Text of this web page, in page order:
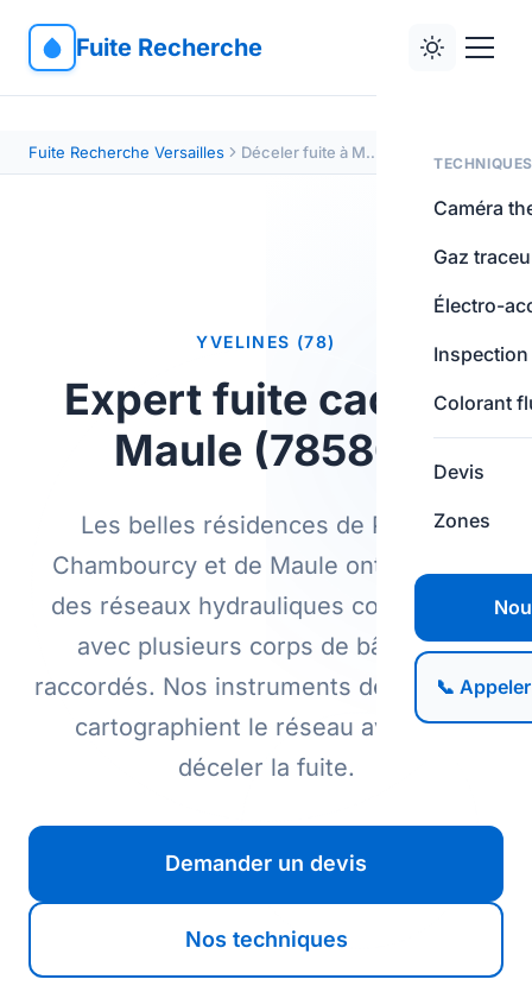
Fuite Recherche
TECHNIQUES
Caméra
Gaz
Électro-
Colorant
Devis
Zones
📞
Fuite Recherche Versailles Déceler fuite à Maule (78580)
YVELINES (78)
Expert fuite cachée
Maule (78580)
Les belles résidences de Poissy,
Chambourcy et de Maule ont souvent
des réseaux hydrauliques complexes,
avec plusieurs corps de bâtiment
raccordés. Nos instruments de précision
cartographient le réseau avant de
déceler la fuite.
Demander un devis
Nos techniques